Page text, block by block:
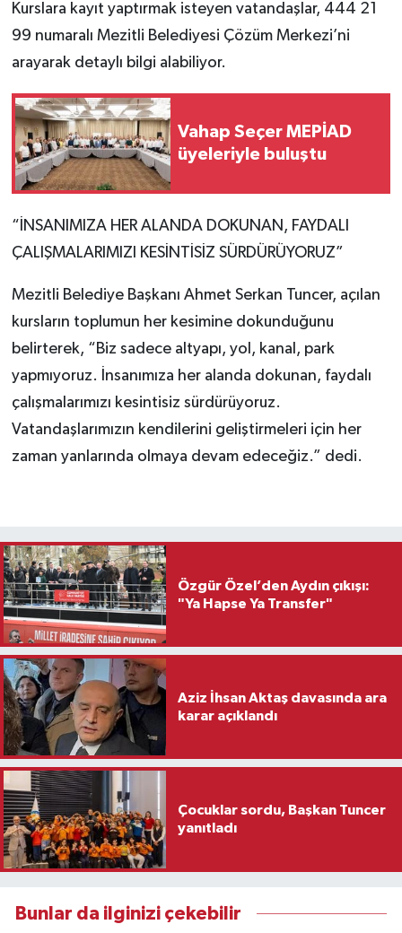
Kurslara kayıt yaptırmak isteyen vatandaşlar, 444 21
99 numaralı Mezitli Belediyesi Çözüm Merkezi’ni
arayarak detaylı bilgi alabiliyor.
Vahap Seçer MEPİAD
üyeleriyle buluştu
“İNSANIMIZA HER ALANDA DOKUNAN, FAYDALI
ÇALIŞMALARIMIZI KESİNTİSİZ SÜRDÜRÜYORUZ”
Mezitli Belediye Başkanı Ahmet Serkan Tuncer, açılan
kursların toplumun her kesimine dokunduğunu
belirterek, “Biz sadece altyapı, yol, kanal, park
yapmıyoruz. İnsanımıza her alanda dokunan, faydalı
çalışmalarımızı kesintisiz sürdürüyoruz.
Vatandaşlarımızın kendilerini geliştirmeleri için her
zaman yanlarında olmaya devam edeceğiz.” dedi.
Özgür Özel’den Aydın çıkışı:
"Ya Hapse Ya Transfer"
Aziz İhsan Aktaş davasında ara
karar açıklandı
Çocuklar sordu, Başkan Tuncer
yanıtladı
Bunlar da ilginizi çekebilir